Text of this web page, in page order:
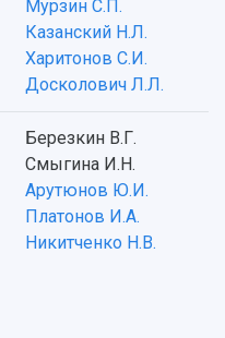
Мурзин С.П.
Казанский Н.Л.
Харитонов С.И.
Досколович Л.Л.
Березкин В.Г.
Смыгина И.Н.
Арутюнов Ю.И.
Платонов И.А.
Никитченко Н.В.